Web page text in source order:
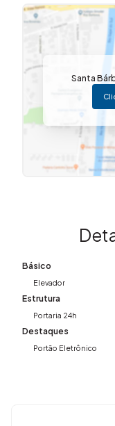
família, um conforto
Gostou? Entre em
imóveis A
Santa
Básico
Elevador
Estrutura
Portaria 24h
Destaques
Portão Eletrônico